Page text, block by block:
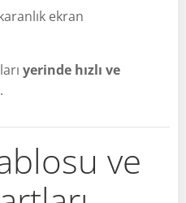
ekran
yerinde hızlı ve
ve